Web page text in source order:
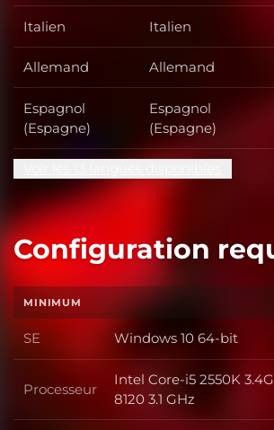
Italien Italien
Allemand Allemand
Espagnol
(Espagne)
Espagnol
(Espagne)
Configuration
MINIMUM
SE SE
Windows 10 64-bit
Processeur Processeur
Intel Core-i5 2550K
8120 3.1 GHz